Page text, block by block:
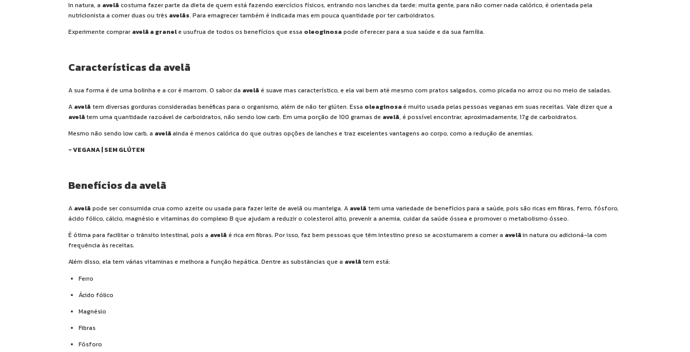
In natura, a avelã costuma fazer parte da dieta de quem está fazendo exercícios físicos, entrando nos lanches da tarde: muita gente, para não comer nada calórico, é orientada pela
nutricionista a comer duas ou três avelãs. Para emagrecer também é indicada mas em pouca quantidade por ter carboidratos.
Experimente comprar avelã a granele usufrua de todos os benefícios que essa oleoginosa pode oferecer para a sua saúde e da sua família.
Características da avelã
A sua forma é de uma bolinha e a cor é marrom. O sabor da avelã é suave mas característico, e ela vai bem até mesmo com pratos salgados, como picada no arroz ou no meio de saladas.
A avelã tem diversas gorduras consideradas benéficas para o organismo, além de não ter glúten. Essa oleaginosaé muito usada pelas pessoas veganas em suas receitas. Vale dizer que a
avelãtem uma quantidade razoável de carboidratos, não sendo low carb. Em uma porção de 100 gramas de avelã, é possível encontrar, aproximadamente, 17g de carboidratos.
Mesmo não sendo low carb, a avelãainda é menos calórica do que outras opções de lanches e traz excelentes vantagens ao corpo, como a redução de anemias.
- VEGANA | SEM GLÚTEN
Benefícios da avelã
A avelã pode ser consumida crua como azeite ou usada para fazer leite de avelã ou manteiga. A avelã tem uma variedade de benefícios para a saúde, pois são ricas em fibras, ferro, fósforo,
ácido fólico, cálcio, magnésio e vitaminas do complexo B que ajudam a reduzir o colesterol alto, prevenir a anemia, cuidar da saúde óssea e promover o metabolismo ósseo.
É ótima para facilitar o trânsito intestinal, pois a avelã é rica em fibras. Por isso, faz bem pessoas que têm intestino preso se acostumarem a comer a avelãin natura ou adicioná-la com
frequência às receitas.
Além disso, ela tem várias vitaminas e melhora a função hepática. Dentre as substâncias que a avelãtem está:
Ferro
Ácido fólico
Magnésio
Fibras
Fósforo